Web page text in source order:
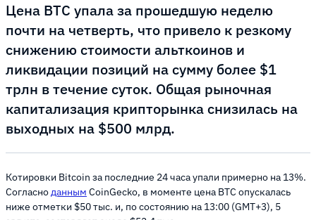
Цена BTC упала за прошедшую неделю
почти на четверть, что привело к резкому
снижению стоимости альткоинов и
ликвидации позиций на сумму более $1
трлн в течение суток. Общая рыночная
капитализация крипторынка снизилась на
выходных на $500 млрд.
Котировки Bitcoin за последние 24 часа упали примерно на 13%.
Согласноданным CoinGecko, в моменте цена BTC опускалась
ниже отметки $50 тыс. и, по состоянию на 13:00 (GMT+3), 5